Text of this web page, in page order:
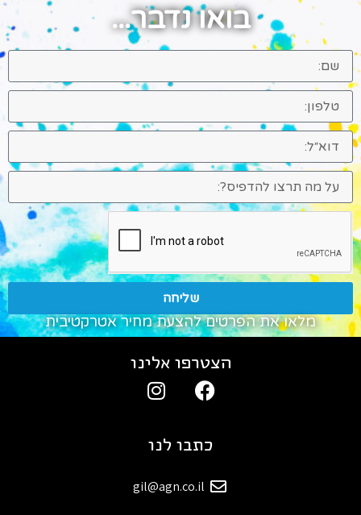
בואו נדבר...
שליחה
מלאו את הפרטים להצעת מחיר אטרקטיבית
כתבו לנו
gil@agn.co.il
הצטרפו אלינו